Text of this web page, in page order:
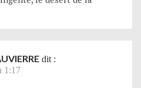
dit :
1:17